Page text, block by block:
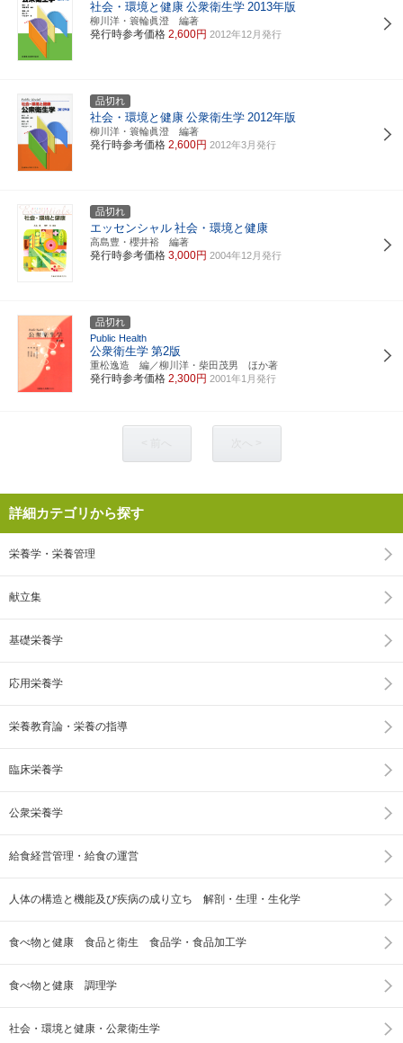
社会・環境と健康 公衆衛生学 2013年版
柳川洋・簑輪眞澄 編著
発行時参考価格 2,600円 2012年12月発行
品切れ
社会・環境と健康 公衆衛生学 2012年版
柳川洋・簑輪眞澄 編著
発行時参考価格 2,600円 2012年3月発行
品切れ
エッセンシャル 社会・環境と健康
高島豊・櫻井裕 編著
発行時参考価格 3,000円 2004年12月発行
品切れ
Public Health
公衆衛生学 第2版
重松逸造 編／柳川洋・柴田茂男 ほか著
発行時参考価格 2,300円 2001年1月発行
詳細カテゴリから探す
栄養学・栄養管理
献立集
基礎栄養学
応用栄養学
栄養教育論・栄養の指導
臨床栄養学
公衆栄養学
給食経営管理・給食の運営
人体の構造と機能及び疾病の成り立ち 解剖・生理・生化学
食べ物と健康 食品と衛生 食品学・食品加工学
食べ物と健康 調理学
社会・環境と健康・公衆衛生学